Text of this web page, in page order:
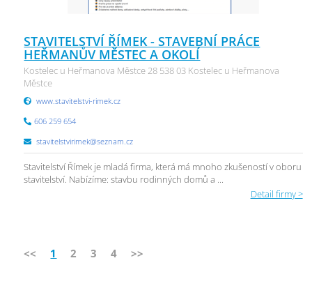
STAVITELSTVÍ ŘÍMEK - STAVEBNÍ PRÁCE
HEŘMANŮV MĚSTEC A OKOLÍ
Kostelec u Heřmanova Městce 28 538 03 Kostelec u Heřmanova
Městce
www.stavitelstvi-rimek.cz
606 259 654
stavitelstvirimek@seznam.cz
Stavitelství Římek je mladá firma, která má mnoho zkušeností v oboru
stavitelství. Nabízíme: stavbu rodinných domů a ...
Detail firmy >
<< 1 2 3 4 >>